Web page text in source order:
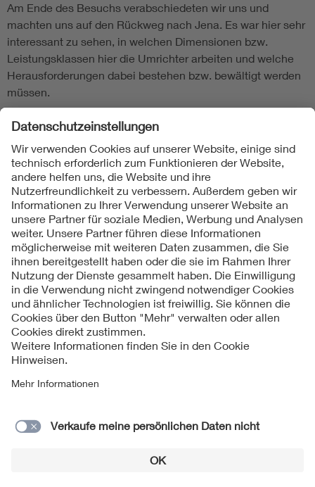
Am Ende des Besuchs verabschiedeten wir uns und
machten uns auf den Rückweg nach Jena. Es war hier sehr
interessant zu sehen, in welchen Dimensionen bzw.
Leistungsklassen hier die Umrichter arbeiten und welche
Herausforderungen dabei bestehen bzw. bewältigt werden
müssen.
Wir danken den Mitarbeiterinnen der Siemens Energy AG
für die Unterstützung.
Armen Mnatsakanyan
Folgen Sie uns
Datenschutzinformationen